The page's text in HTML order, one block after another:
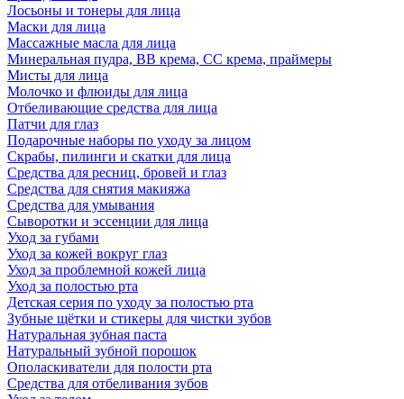
Лосьоны и тонеры для лица
Маски для лица
Массажные масла для лица
Минеральная пудра, BB крема, СС крема, праймеры
Мисты для лица
Молочко и флюиды для лица
Отбеливающие средства для лица
Патчи для глаз
Подарочные наборы по уходу за лицом
Скрабы, пилинги и скатки для лица
Средства для ресниц, бровей и глаз
Средства для снятия макияжа
Средства для умывания
Сыворотки и эссенции для лица
Уход за губами
Уход за кожей вокруг глаз
Уход за проблемной кожей лица
Уход за полостью рта
Детская серия по уходу за полостью рта
Зубные щётки и стикеры для чистки зубов
Натуральная зубная паста
Натуральный зубной порошок
Ополаскиватели для полости рта
Средства для отбеливания зубов